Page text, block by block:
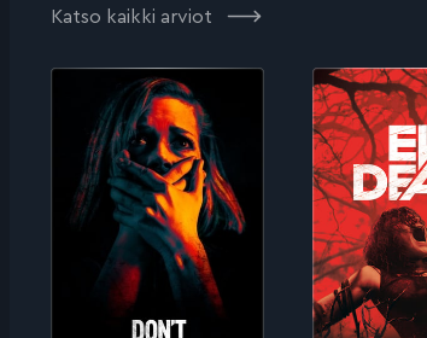
Katso kaikki arviot